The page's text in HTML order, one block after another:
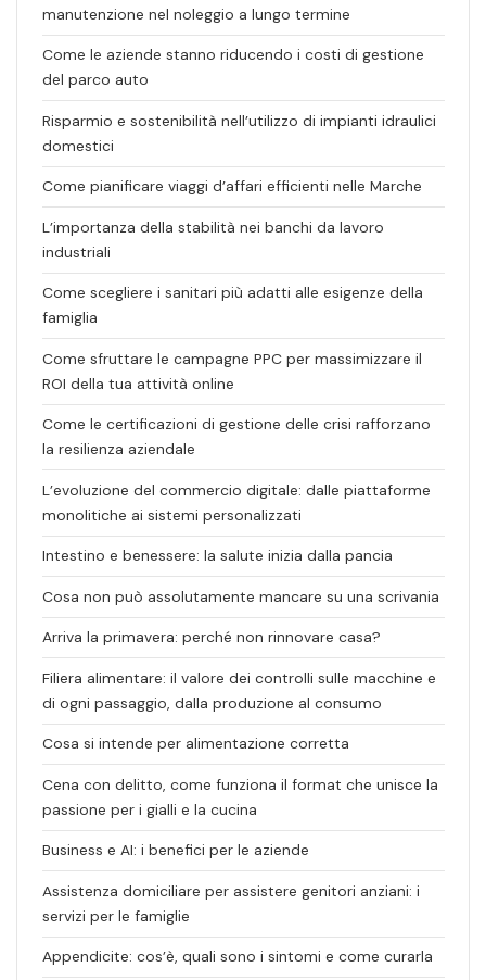
manutenzione nel noleggio a lungo termine
Come le aziende stanno riducendo i costi di gestione
del parco auto
Risparmio e sostenibilità nell’utilizzo di impianti idraulici
domestici
Come pianificare viaggi d’affari efficienti nelle Marche
L’importanza della stabilità nei banchi da lavoro
industriali
Come scegliere i sanitari più adatti alle esigenze della
famiglia
Come sfruttare le campagne PPC per massimizzare il
ROI della tua attività online
Come le certificazioni di gestione delle crisi rafforzano
la resilienza aziendale
L’evoluzione del commercio digitale: dalle piattaforme
monolitiche ai sistemi personalizzati
Intestino e benessere: la salute inizia dalla pancia
Cosa non può assolutamente mancare su una scrivania
Arriva la primavera: perché non rinnovare casa?
Filiera alimentare: il valore dei controlli sulle macchine e
di ogni passaggio, dalla produzione al consumo
Cosa si intende per alimentazione corretta
Cena con delitto, come funziona il format che unisce la
passione per i gialli e la cucina
Business e AI: i benefici per le aziende
Assistenza domiciliare per assistere genitori anziani: i
servizi per le famiglie
Appendicite: cos’è, quali sono i sintomi e come curarla